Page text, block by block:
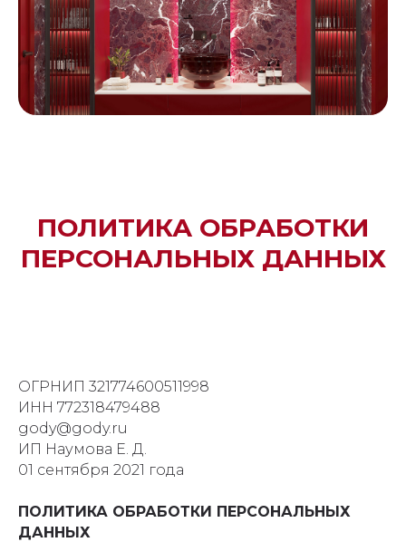
ПОЛИТИКА ОБРАБОТКИ
ПЕРСОНАЛЬНЫХ ДАННЫХ
ОГРНИП 321774600511998
ИНН 772318479488
gody@gody.ru
ИП Наумова Е. Д.
01 сентября 2021 года
ПОЛИТИКА ОБРАБОТКИ ПЕРСОНАЛЬНЫХ
ДАННЫХ